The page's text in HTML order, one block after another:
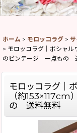
ホーム > モロッコラグ >
> モロッコラグ｜ボシャル
のビンテージ 一点もの
モロッコラグ｜
（約
の 送料無料